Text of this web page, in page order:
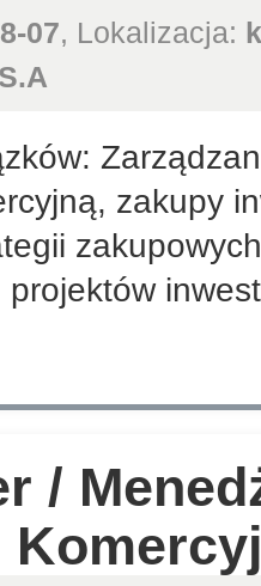
07, Lokalizacja:
zakupy
/